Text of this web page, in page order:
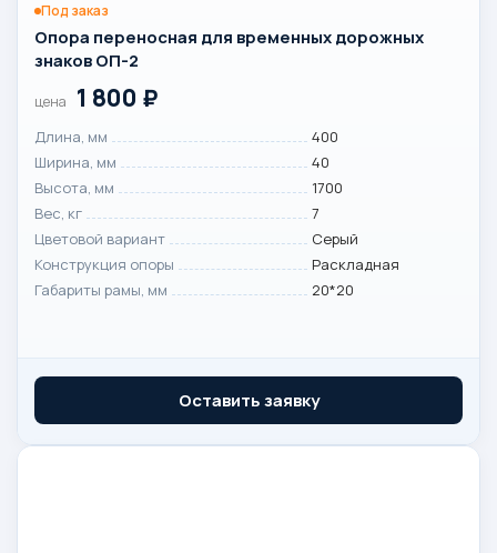
Под заказ
Опора переносная для временных дорожных
знаков ОП-2
цена 1 800 ₽
Длина, мм
400
Ширина, мм
40
Высота, мм
1700
Вес, кг
7
Цветовой вариант
Серый
Конструкция опоры
Раскладная
Габариты рамы, мм
20*20
Оставить заявку